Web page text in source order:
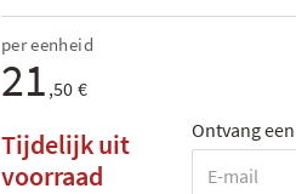
per eenheid
21 ,50 €
Tijdelijk uit
voorraad
Ontvang